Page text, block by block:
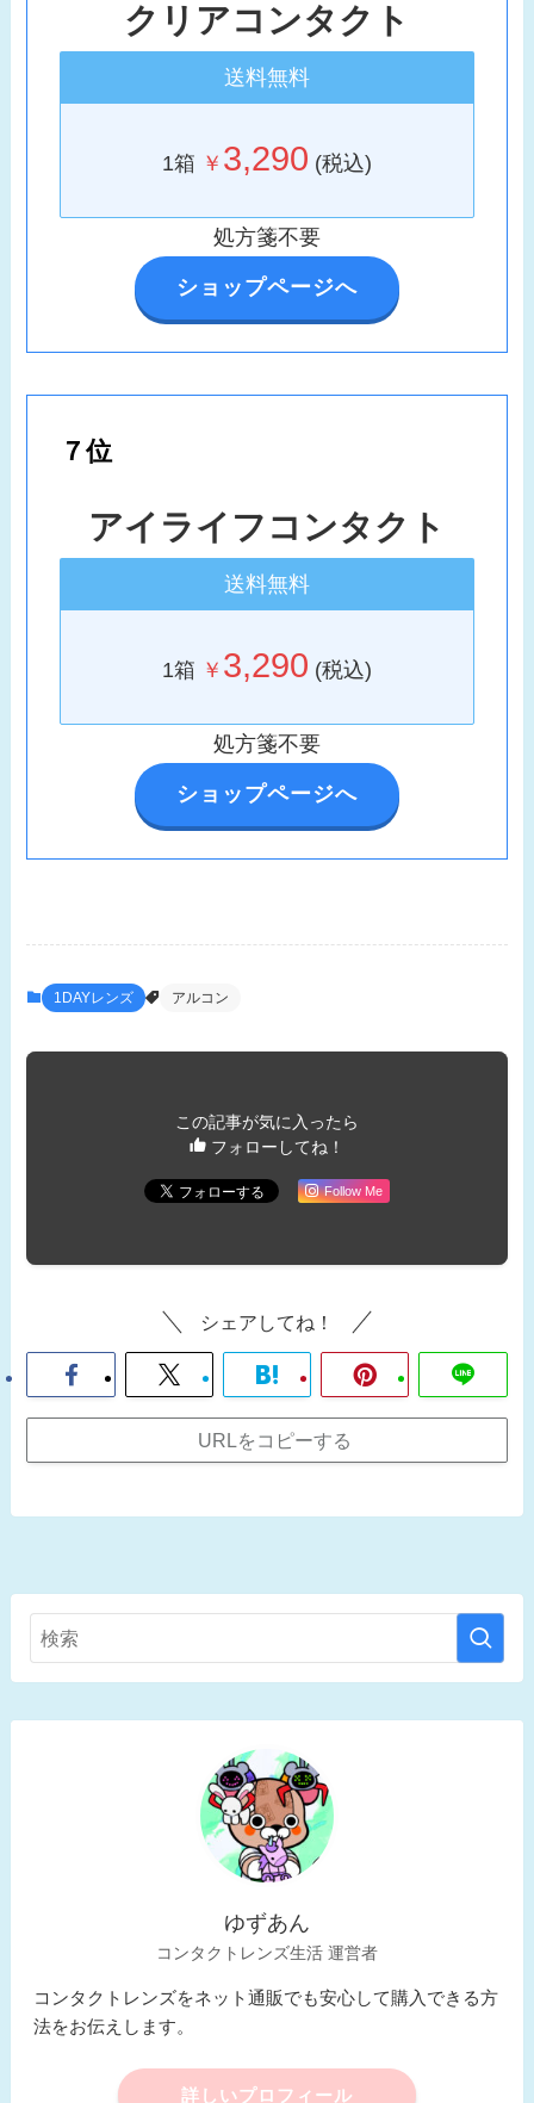
クリアコンタクト
送料無料
1箱 ￥ 3,290 (税込)
処方箋不要
ショップページへ
７位
アイライフコンタクト
送料無料
1箱 ￥ 3,290 (税込)
処方箋不要
ショップページへ
1DAYレンズ アルコン
この記事が気に入ったら
フォローしてね！
Follow Me
シェアしてね！
URLをコピーする
ゆずあん
コンタクトレンズ生活 運営者
コンタクトレンズをネット通販でも安心して購入できる方
法をお伝えします。
詳しいプロフィール